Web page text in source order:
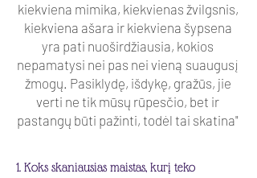
kiekviena mimika, kiekvienas žvilgsnis,
kiekviena ašara ir kiekviena šypsena
yra pati nuoširdžiausia, kokios
nepamatysi nei pas nei vieną suaugusį
žmogų. Pasiklydę, išdykę, gražūs, jie
verti ne tik mūsų rūpesčio, bet ir
pastangų būti pažinti, todėl tai skatina"
1. Koks skaniausias maistas, kurį teko